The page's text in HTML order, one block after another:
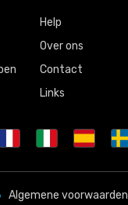
Help
Over ons
Contact
Links
Algemene voorwaarden